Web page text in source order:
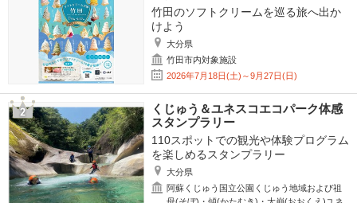
竹田のソフトクリームを巡る旅へ出か
けよう
大分県
竹田市内対象施設
2026年7月18日(土)～9月27日(日)
くじゅう＆ユネスコエコパーク体感
スタンプラリー
110スポットでの観光や体験プログラム
を楽しめるスタンプラリー
大分県
阿蘇くじゅう国立公園くじゅう地域および祖